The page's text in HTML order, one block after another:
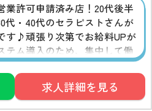
業許可申請済み店！20代後半
代・40代のセラピストさんが
す♪頑張り次第でお給料UPが
テム導入のため、集中して働
いう方にはピッタリ◎昇給制
ので、頑張るほどやりがいに
す♪
求人詳細を見る